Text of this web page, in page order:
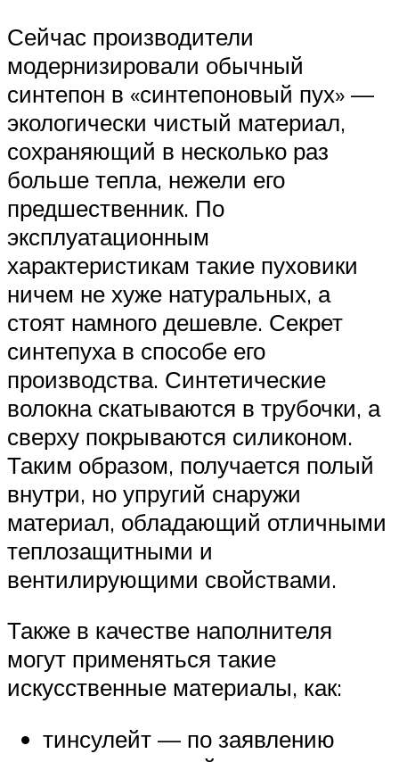
Сейчас производители
модернизировали обычный
синтепон в «синтепоновый пух» —
экологически чистый материал,
сохраняющий в несколько раз
больше тепла, нежели его
предшественник. По
эксплуатационным
характеристикам такие пуховики
ничем не хуже натуральных, а
стоят намного дешевле. Секрет
синтепуха в способе его
производства. Синтетические
волокна скатываются в трубочки, а
сверху покрываются силиконом.
Таким образом, получается полый
внутри, но упругий снаружи
материал, обладающий отличными
теплозащитными и
вентилирующими свойствами.
Также в качестве наполнителя
могут применяться такие
искусственные материалы, как:
тинсулейт — по заявлению